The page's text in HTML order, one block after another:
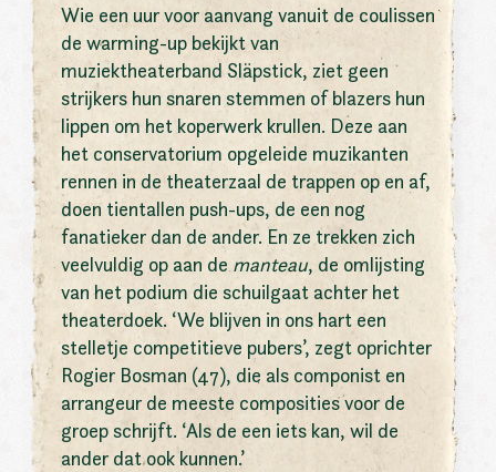
Wie een uur voor aanvang vanuit de coulissen
de warming-up bekijkt van
muziektheaterband Släpstick, ziet geen
strijkers hun snaren stemmen of blazers hun
lippen om het koperwerk krullen. Deze aan
het conservatorium opgeleide muzikanten
rennen in de theaterzaal de trappen op en af,
doen tientallen push-ups, de een nog
fanatieker dan de ander. En ze trekken zich
veelvuldig op aan demanteau, de omlijsting
van het podium die schuilgaat achter het
theaterdoek. ‘We blijven in ons hart een
stelletje competitieve pubers’, zegt oprichter
Rogier Bosman (47), die als componist en
arrangeur de meeste composities voor de
groep schrijft. ‘Als de een iets kan, wil de
ander dat ook kunnen.’